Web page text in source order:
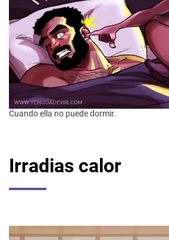
Cuando ella no puede dormir.
Irradias calor